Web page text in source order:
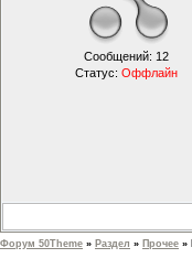
Сообщений: 12
Статус: Оффлайн
Форум 50Theme » Раздел » Прочее »